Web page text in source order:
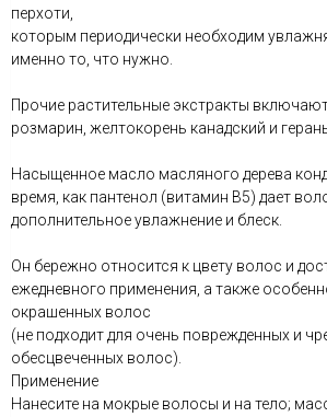
перхоти,
которым периодически необходим
именно то, что нужно.
Прочие растительные экстракты
розмарин, желтокорень канадский и
Насыщенное масло масляного дерева
время, как пантенол (витамин В5) дает
дополнительное увлажнение и блеск.
Он бережно относится к цвету волос и
ежедневного применения, а также
окрашенных волос
(не подходит для очень поврежденных и
обесцвеченных волос).
Применение
Нанесите на мокрые волосы и на тело;